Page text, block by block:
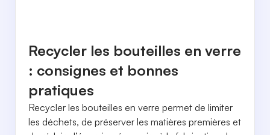
Recycler les bouteilles en verre
: consignes et bonnes
pratiques
Recycler les bouteilles en verre permet de limiter
les déchets, de préserver les matières premières et